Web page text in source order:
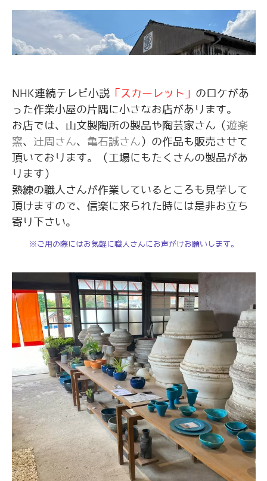
NHK連続テレビ小説「スカーレット」 のロケがあ
った作業小屋の片隅に小さなお店があります。
お店では、山文製陶所の製品や陶芸家さん（ 遊楽
窯、 辻周さん、 亀石誠さん ）の作品も販売させて
頂いております。（工場にもたくさんの製品があ
ります）
​熟練の職人さんが作業しているところも見学して
頂けますので、信楽に来られた時には是非お立ち
寄り下さい。
※ご用の際にはお気軽に職人さんにお声がけお願いします。